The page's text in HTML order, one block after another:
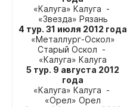
«Калуга» Калуга -
«Звезда» Рязань
4 тур. 31 июля 2012 года
«Металлург-Оскол»
Старый Оскол -
«Калуга» Калуга
5 тур. 9 августа 2012
года
«Калуга» Калуга -
«Орел» Орел